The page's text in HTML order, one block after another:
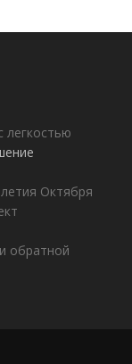
легкостью
Октября
обратной